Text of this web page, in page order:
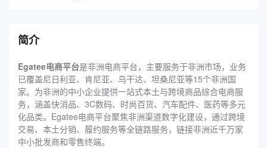
简介
‌‌Egatee电商平台是非洲电商平台，主要服务于非洲市场，业务
已覆盖尼日利亚、肯尼亚、乌干达、坦桑尼亚等15个非洲国
家。为非洲的中小企业提供一站式本土与跨境商品综合电商服
务，涵盖快消品、3C数码、时尚百货、汽车配件、医药等多元
化品类。‌‌Egatee电商平台聚焦非洲渠道数字化建设，通过跨境
交易、本土分销、履约服务等全链路服务，链接非洲近千万家
中小批发商和零售终端。